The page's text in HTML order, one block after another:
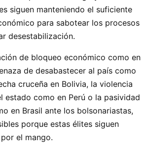
siguen manteniendo el suficiente
para sabotear los procesos
desestabilización.
de bloqueo económico como en
de desabastecer al país como
cruceña en Bolivia, la violencia
estado como en Perú o la pasividad
en Brasil ante los bolsonariastas,
porque estas élites siguen
el mango.